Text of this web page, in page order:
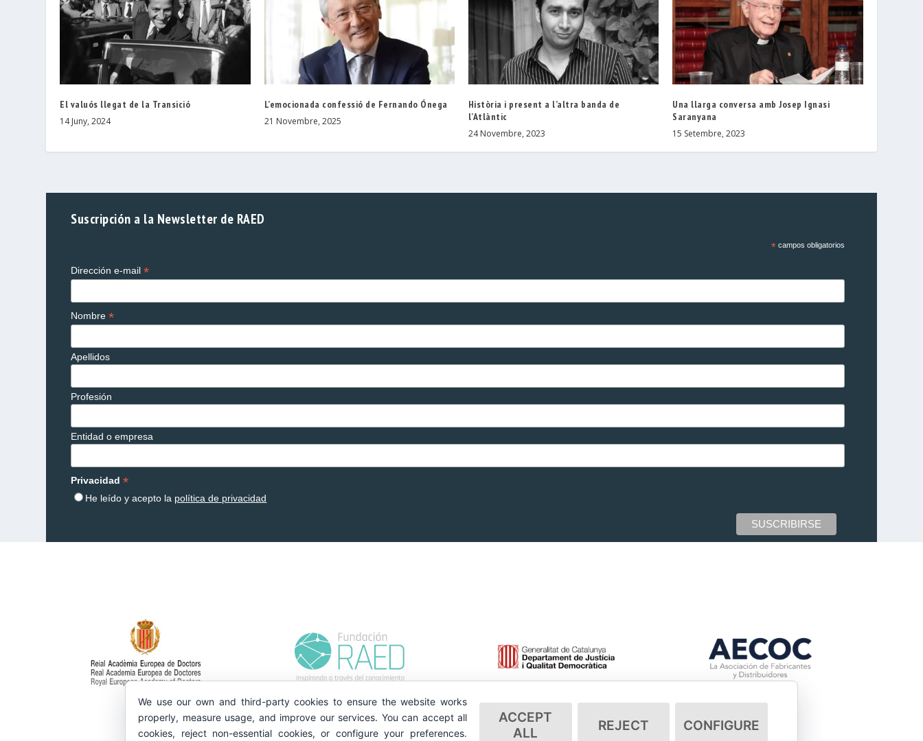
El valuós llegat de la Transició
14 Juny, 2024
L’emocionada confessió de Fernando Ónega
21 Novembre, 2025
Història i present a l’altra banda de
l’Atlàntic
24 Novembre, 2023
Una llarga conversa amb Josep Ignasi
Saranyana
15 Setembre, 2023
Suscripción a la Newsletter de RAED
*campos obligatorios
Dirección e-mail*
Nombre*
Apellidos
Profesión
Entidad o empresa
Privacidad*
He leído y acepto la política de privacidad
We use our own and third-party cookies to ensure the website works
properly, measure usage, and improve our services. You can accept all
cookies, reject non-essential cookies, or configure your preferences.
ACCEPT
ALL
REJECT CONFIGURE